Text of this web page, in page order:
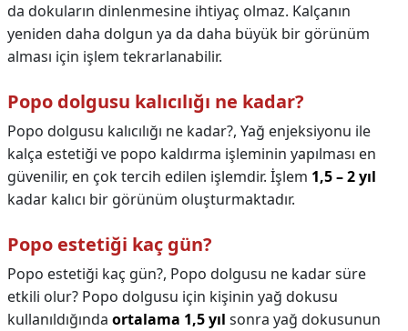
da dokuların dinlenmesine ihtiyaç olmaz. Kalçanın
yeniden daha dolgun ya da daha büyük bir görünüm
alması için işlem tekrarlanabilir.
Popo dolgusu kalıcılığı ne kadar?
Popo dolgusu kalıcılığı ne kadar?, Yağ enjeksiyonu ile
kalça estetiği ve popo kaldırma işleminin yapılması en
güvenilir, en çok tercih edilen işlemdir. İşlem 1,5 – 2 yıl
kadar kalıcı bir görünüm oluşturmaktadır.
Popo estetiği kaç gün?
Popo estetiği kaç gün?, Popo dolgusu ne kadar süre
etkili olur? Popo dolgusu için kişinin yağ dokusu
kullanıldığında ortalama 1,5 yıl sonra yağ dokusunun